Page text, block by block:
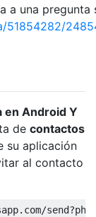
a una pregunta
51854282/
en Android Y
de contactos
su aplicación
al contacto